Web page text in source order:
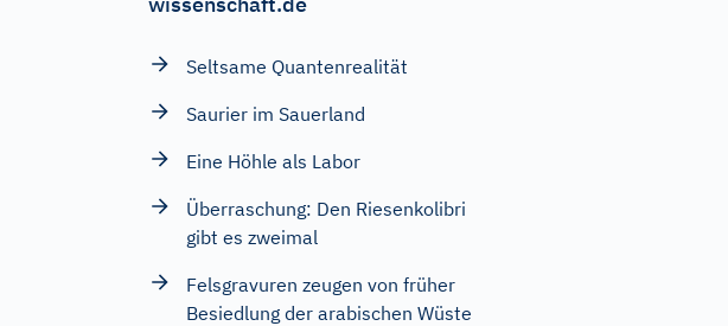
Seltsame Quantenrealität
Saurier im Sauerland
Eine Höhle als Labor
Überraschung: Den Riesenkolibri
gibt es zweimal
Felsgravuren zeugen von früher
Besiedlung der arabischen Wüste